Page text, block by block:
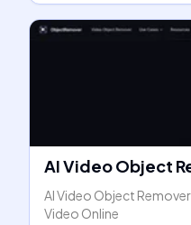
AI Video Object
AI Video Object
Video Online